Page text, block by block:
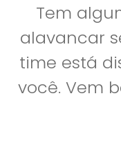
Tem
alavancar
time está
você. Vem